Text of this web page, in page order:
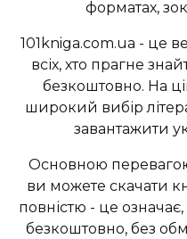
форматах,
101kniga.com.ua - це
всіх, хто прагне
безкоштовно. На
широкий вибір
завантажити
Основною
ви можете скачати
повністю - це
безкоштовно, без